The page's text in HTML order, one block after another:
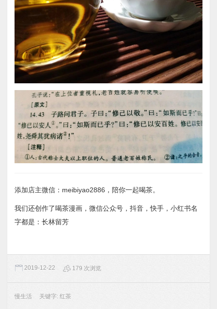
添加店主微信：meibiyao2886，陪你一起喝茶。
我们还创作了喝茶漫画，微信公众号，抖音，快手，小红书名
字都是：长林留芳
2019-12-22 179 次浏览
慢生活 关键字: 红茶